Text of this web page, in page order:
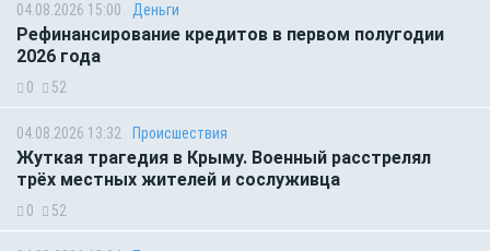
04.08.2026 15:00 Деньги
Рефинансирование кредитов в первом полугодии
2026 года
0 52
04.08.2026 13:32 Происшествия
Жуткая трагедия в Крыму. Военный расстрелял
трёх местных жителей и сослуживца
0 52